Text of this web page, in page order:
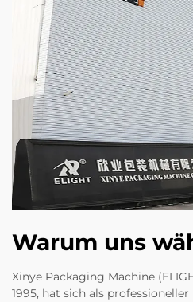
Warum uns
Xinye Packaging Machine
1995, hat sich als